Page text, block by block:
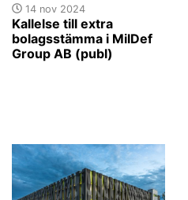
14 nov 2024
Kallelse till extra
bolagsstämma i MilDef
Group AB (publ)